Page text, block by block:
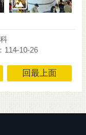
114-10-26
回最上面